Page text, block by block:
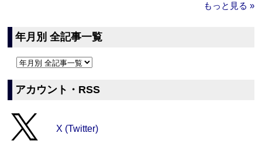
もっと見る »
年月別 全記事一覧
アカウント・RSS
X (Twitter)